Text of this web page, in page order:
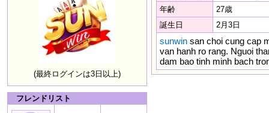
(最終ログインは3日以上)
フレンドリスト
年齢
27歳
誕生日
2月3日
sunwinsan choi cung cap
van hanh ro rang. Nguoi
dam bao tinh minh bach